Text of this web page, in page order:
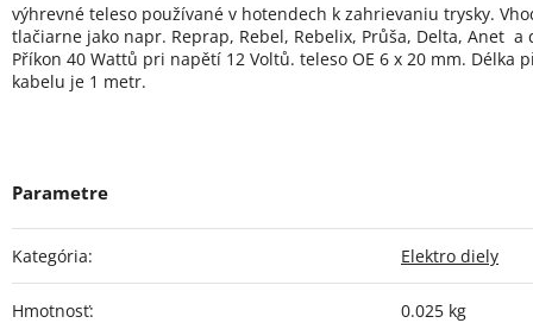
výhrevné teleso používané v hotendech k zahrievaniu trysky.
tlačiarne jako napr. Reprap, Rebel, Rebelix, Průša, Delta, Anet
Příkon 40 Wattů pri napětí 12 Voltů. teleso OE 6 x 20 mm. Délka
kabelu je 1 metr.
Kategória: Elektro diely
Hmotnosť: 0.025 kg